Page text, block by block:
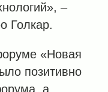
–
Голкар.
«Новая
позитивно
а